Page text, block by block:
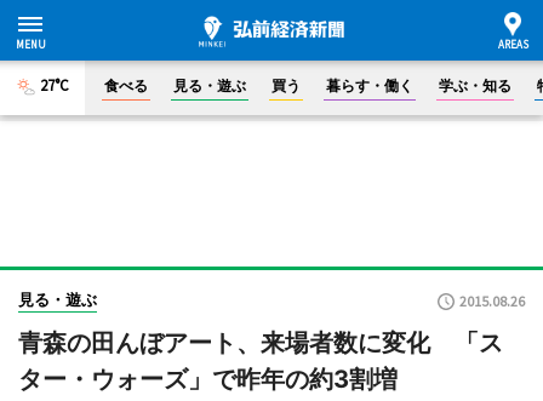
27°C 食べる 見る・遊ぶ 買う 暮らす・働く 学ぶ・知る
見る・遊ぶ 2015.08.26
青森の田んぼアート、来場者数に変化 「ス
ター・ウォーズ」で昨年の約3割増